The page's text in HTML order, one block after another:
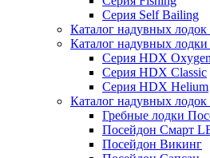
Серия Self Bailing
Каталог надувных лодок
Каталог надувных
Серия HDX Oxygen
Серия HDX Classic
Серия HDX Helium
Каталог надувных
Гребные лодки
Посейдон Смарт
Посейдон Викинг